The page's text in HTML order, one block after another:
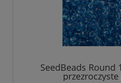
SeedBeads Round